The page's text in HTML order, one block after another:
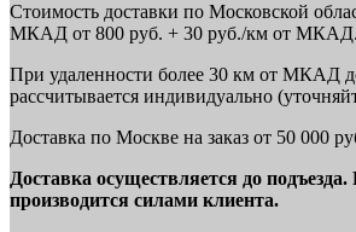
Стоимость доставки по Московской
МКАД от 800 руб. + 30 руб./км от МКАД.
При удаленности более 30 км от МКАД
рассчитывается индивидуально
Доставка по Москве на заказ от 50 000
Доставка осуществляется до подъезда.
производится силами клиента.